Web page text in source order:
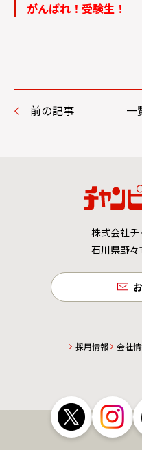
がんばれ！受験生！
前の記事 一
株式会社
石川県野
採用情報 会社